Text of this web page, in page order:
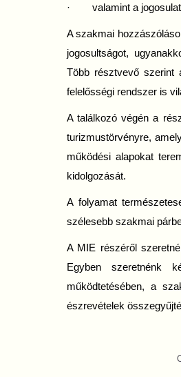
· valamint a
A szakmai
jogosultságot,
Több résztvevő szerint
felelősségi rendszer is
A találkozó végén a
turizmustörvényre,
működési alapokat
kidolgozását.
A folyamat
szélesebb szakmai
A MIE részéről
Egyben szeretnénk
működtetésében, a
észrevételek